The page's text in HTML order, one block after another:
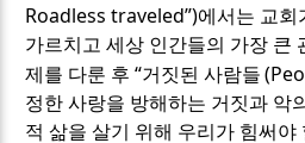
Roadless traveled”)에서는 교회
가르치고 세상 인간들의 가장 큰
제를 다룬 후“거짓된 사람들
정한 사랑을 방해하는 거짓과 악
적 삶을 살기 위해 우리가 힘써야